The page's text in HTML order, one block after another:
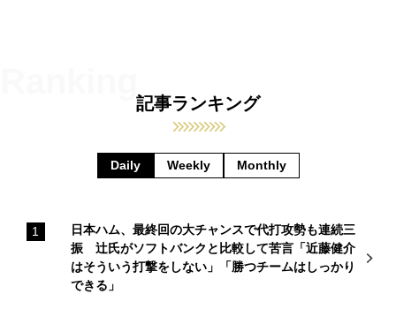
記事ランキング
Daily Weekly Monthly
日本ハム、最終回の大チャンスで代打攻勢も連続三
振 辻氏がソフトバンクと比較して苦言「近藤健介
はそういう打撃をしない」「勝つチームはしっかり
できる」